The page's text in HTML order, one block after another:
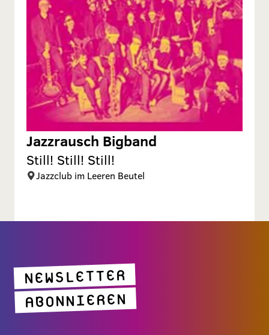
Jazzrausch Bigband
Still! Still! Still!
Jazzclub im Leeren Beutel
NEWSLETTER
ABONNIEREN